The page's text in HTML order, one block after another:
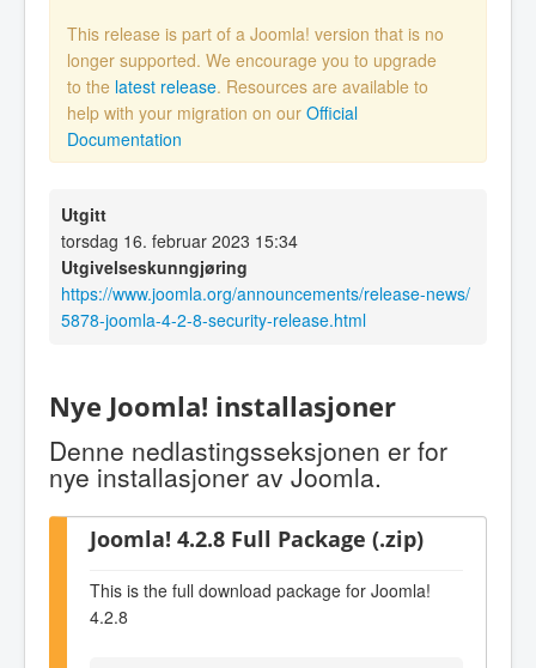
This release is part of a Joomla! version that is no
longer supported. We encourage you to upgrade
to the latest release. Resources are available to
help with your migration on our Official
Documentation
Utgitt
torsdag 16. februar 2023 15:34
Utgivelseskunngjøring
https://www.joomla.org/announcements/release-news/
5878-joomla-4-2-8-security-release.html
Nye Joomla! installasjoner
Denne nedlastingsseksjonen er for
nye installasjoner av Joomla.
Joomla! 4.2.8 Full Package (.zip)
This is the full download package for Joomla!
4.2.8